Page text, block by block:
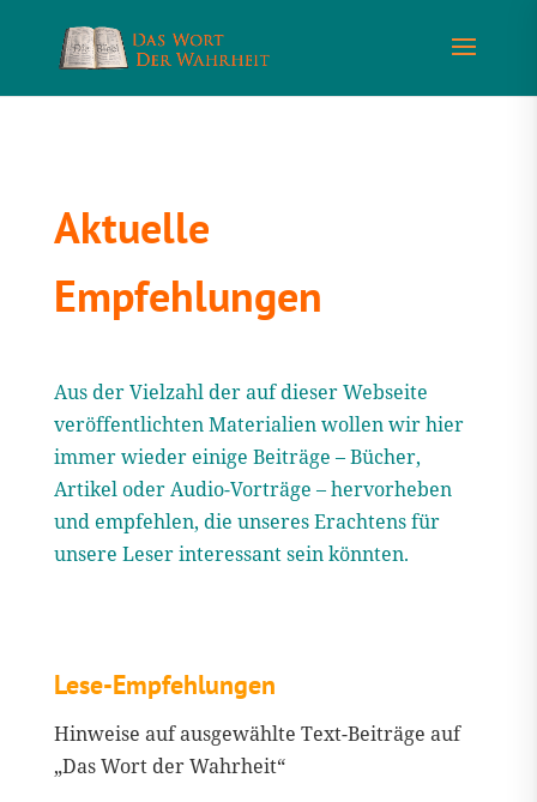
Aktuelle
Empfehlungen
Aus der Vielzahl der auf dieser Webseite
veröffentlichten Materialien wollen wir hier
immer wieder einige Beiträge – Bücher,
Artikel oder Audio-Vorträge – hervorheben
und empfehlen, die unseres Erachtens für
unsere Leser interessant sein könnten.
Lese-Empfehlungen
Hinweise auf ausgewählte Text-Beiträge auf
„Das Wort der Wahrheit“